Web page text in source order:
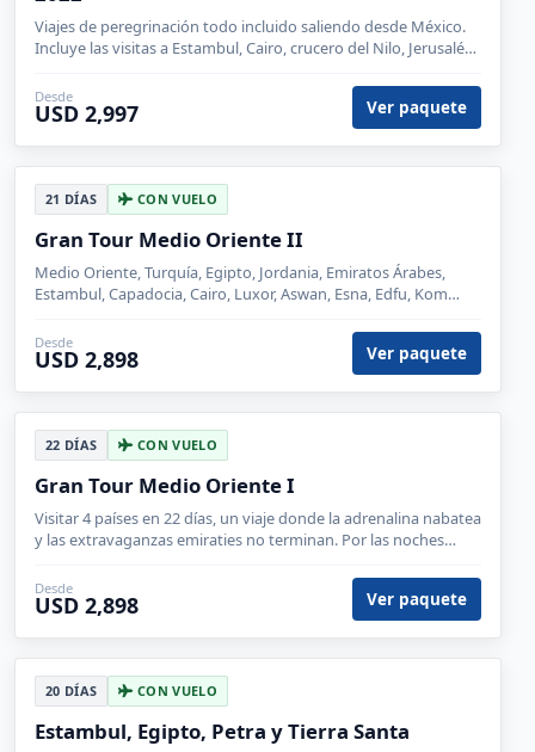
Viajes de peregrinación todo incluido saliendo desde México.
Incluye las visitas a Estambul, Cairo, crucero del Nilo, Jerusalén
Desde
USD 2,997 Ver paquete
21 DÍAS CON VUELO
Gran Tour Medio Oriente II
Medio Oriente, Turquía, Egipto, Jordania, Emiratos Árabes,
Estambul, Capadocia, Cairo, Luxor, Aswan, Esna, Edfu, Kom
Dubái, Monte Nebo
Desde
USD 2,898 Ver paquete
22 DÍAS CON VUELO
Gran Tour Medio Oriente I
Visitar 4 países en 22 días, un viaje donde la adrenalina nabatea
y las extravaganzas emiraties no terminan. Por las noches
Desde
USD 2,898 Ver paquete
20 DÍAS CON VUELO
Estambul, Egipto, Petra y Tierra Santa